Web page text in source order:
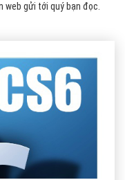
gửi tới quý bạn đọc.